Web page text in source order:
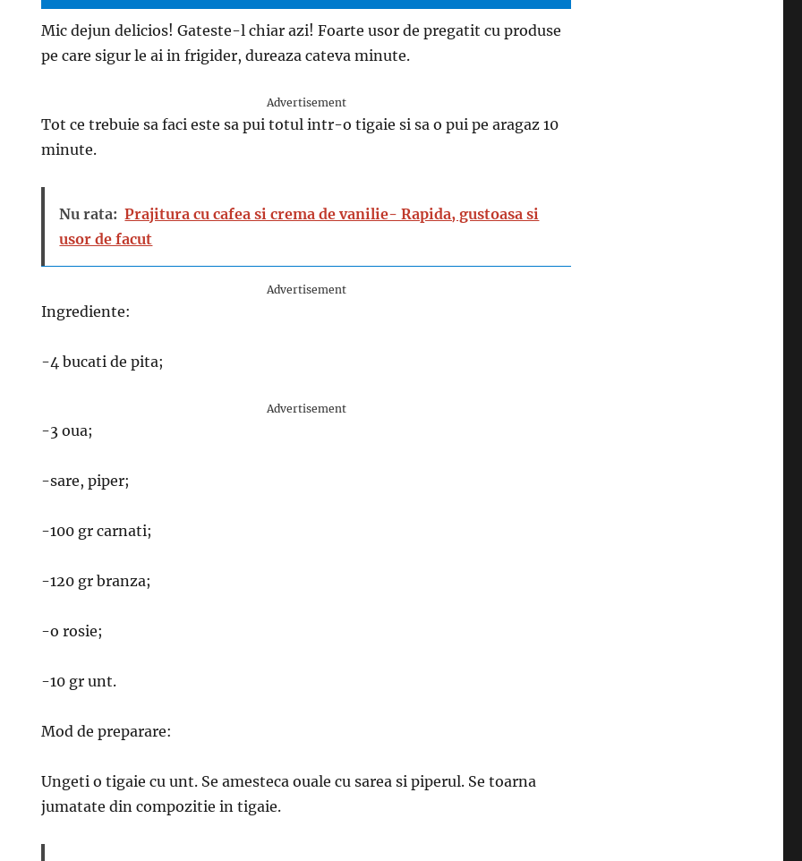
Mic dejun delicios! Gateste-l chiar azi! Foarte usor de pregatit cu produse
pe care sigur le ai in frigider, dureaza cateva minute.
Advertisement
Tot ce trebuie sa faci este sa pui totul intr-o tigaie si sa o pui pe aragaz 10
minute.
Nu rata: Prajitura cu cafea si crema de vanilie- Rapida, gustoasa si
usor de facut
Advertisement
Ingrediente:
-4 bucati de pita;
Advertisement
-3 oua;
-sare, piper;
-100 gr carnati;
-120 gr branza;
-o rosie;
-10 gr unt.
Mod de preparare:
Ungeti o tigaie cu unt. Se amesteca ouale cu sarea si piperul. Se toarna
jumatate din compozitie in tigaie.